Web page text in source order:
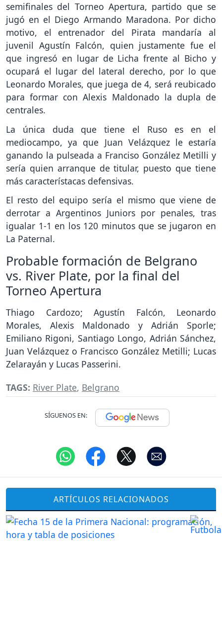
semifinales del Torneo Apertura, partido que se
jugó en el Diego Armando Maradona. Por dicho
motivo, el entrenador del Pirata mandaría al
juvenil Agustín Falcón, quien justamente fue el
que ingresó en lugar de Licha frente al Bicho y
ocupará el lugar del lateral derecho, por lo que
Leonardo Morales, que juega de 4, será reubicado
para formar con Alexis Maldonado la dupla de
centrales.
La única duda que tiene el Ruso es en el
mediocampo, ya que Juan Velázquez le estaría
ganando la pulseada a Franciso González Metilli y
sería quien arranque de titular, puesto que tiene
más característacas defensivas.
El resto del equipo sería el mismo que viene de
derrotar a Argentinos Juniors por penales, tras
igualar 1-1 en los 120 minutos que se jugaron en
La Paternal.
Probable formación de Belgrano
vs. River Plate, por la final del
Torneo Apertura
Thiago Cardozo; Agustín Falcón, Leonardo
Morales, Alexis Maldonado y Adrián Sporle;
Emiliano Rigoni, Santiago Longo, Adrián Sánchez,
Juan Velázquez o Francisco González Metilli; Lucas
Zelarayán y Lucas Passerini.
TAGS: River Plate, Belgrano
SÍGUENOS EN:
ARTÍCULOS RELACIONADOS